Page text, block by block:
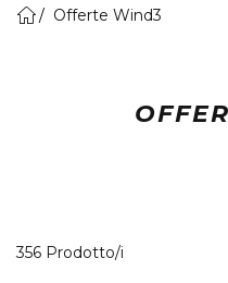
Offerte Wind3
356 Prodotto/i